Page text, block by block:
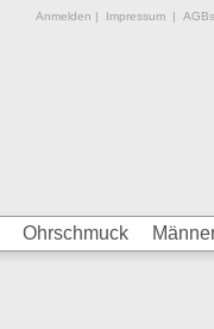
Anmelden | Impressum | AGBs
Ohrschmuck